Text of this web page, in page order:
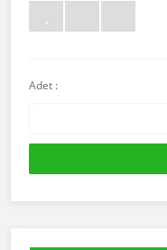
Adet :